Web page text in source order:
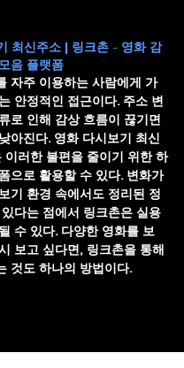
최신주소 | 링크촌 - 영화 감
음 플랫폼
자주 이용하는 사람에게 가
안정적인 접근이다. 주소 변
로 인해 감상 흐름이 끊기면
아진다. 영화 다시보기 최신
이러한 불편을 줄이기 위한 하
으로 활용할 수 있다. 변화가
기 환경 속에서도 정리된 정
다는 점에서 링크촌은 실용
수 있다. 다양한 영화를 보
보고 싶다면, 링크촌을 통해
것도 하나의 방법이다.